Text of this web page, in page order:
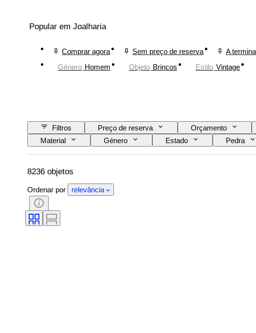
Popular em Joalharia
Comprar agora Sem preço de reserva A
Género Homem Objeto Brincos Estilo Vintage
Filtros Preço de reserva Orçamento
Material
Género Estado Pedra
Gama de cores
Cor exata Tamanho no artigo
8236 objetos
Ordenar por relevância